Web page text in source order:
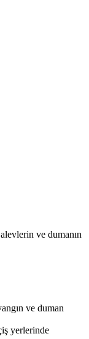
ve dumanın
ve duman
yerlerinde